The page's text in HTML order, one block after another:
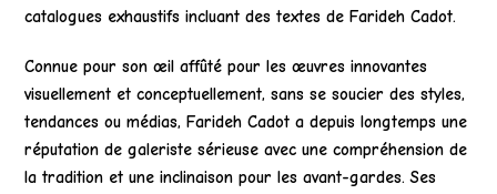
catalogues exhaustifs incluant des textes de Farideh Cadot.
Connue pour son œil affûté pour les œuvres innovantes
visuellement et conceptuellement, sans se soucier des styles,
tendances ou médias, Farideh Cadot a depuis longtemps une
réputation de galeriste sérieuse avec une compréhension de
la tradition et une inclinaison pour les avant-gardes. Ses